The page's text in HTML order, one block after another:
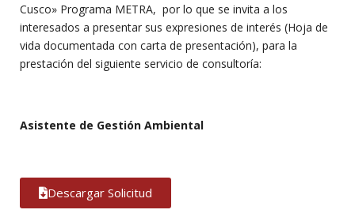
Cusco» Programa METRA, por lo que se invita a los
interesados a presentar sus expresiones de interés (Hoja de
vida documentada con carta de presentación), para la
prestación del siguiente servicio de consultoría:
Asistente de Gestión Ambiental
Descargar Solicitud